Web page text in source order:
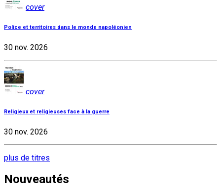
cover
Police et territoires dans le monde napoléonien
30 nov. 2026
cover
Religieux et religieuses face à la guerre
30 nov. 2026
plus de titres
Nouveautés